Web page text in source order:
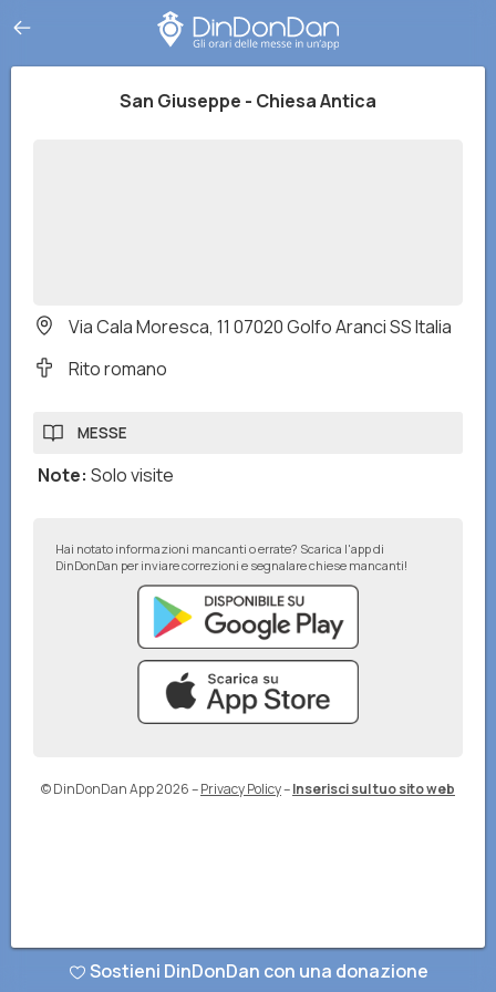
San Giuseppe - Chiesa Antica
Via Cala Moresca, 11 07020 Golfo Aranci SS Italia
Rito romano
MESSE
Note: Solo visite
Hai notato informazioni mancanti o errate? Scarica l'app di
DinDonDan per inviare correzioni e segnalare chiese mancanti!
© DinDonDan App 2026–Privacy Policy–Inserisci sul tuo sito web
Sostieni DinDonDan con una donazione